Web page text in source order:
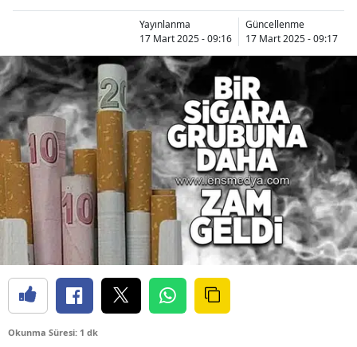
Yayınlanma
17 Mart 2025 - 09:16
Güncellenme
17 Mart 2025 - 09:17
Okunma Süresi: 1 dk